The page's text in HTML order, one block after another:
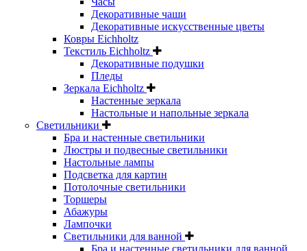
Декоративные чаши
Декоративные искусственные цветы
Ковры Eichholtz
Текстиль Eichholtz
Декоративные подушки
Пледы
Зеркала Eichholtz
Настенные зеркала
Настольные и напольные зеркала
Светильники
Бра и настенные светильники
Люстры и подвесные светильники
Настольные лампы
Подсветка для картин
Потолочные светильники
Торшеры
Абажуры
Лампочки
Светильники для ванной
Бра и настенные светильники для ванной